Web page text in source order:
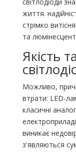
світлодіоди
життя.
стрімко
та
Якість
Можливо,
втрати: LED-
класичні
виникає
з'являються